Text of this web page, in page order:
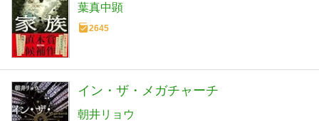
葉真中顕
2645
イン・ザ・メガチャーチ
朝井リョウ